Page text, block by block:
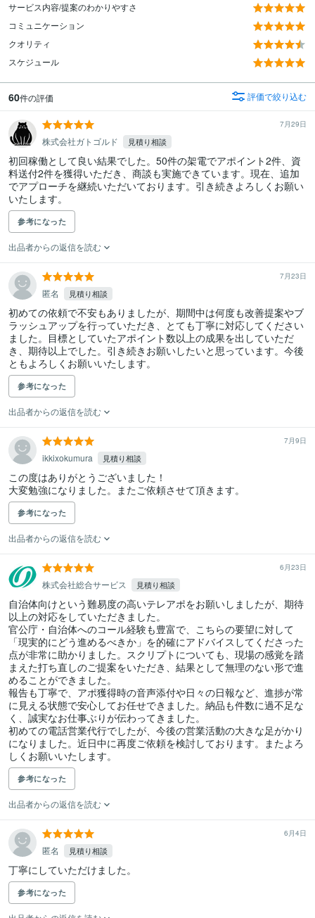
サービス内容/提案のわかりやすさ
コミュニケーション
クオリティ
スケジュール
60件の評価 評価で絞り込む
7月29日
株式会社ガトゴルド 見積り相談
初回稼働として良い結果でした。50件の架電でアポイント2件、資
料送付2件を獲得いただき、商談も実施できています。現在、追加
でアプローチを継続いただいております。引き続きよろしくお願い
いたします。
参考になった
出品者からの返信を読む
7月23日
匿名 見積り相談
初めての依頼で不安もありましたが、期間中は何度も改善提案やブ
ラッシュアップを行っていただき、とても丁寧に対応してください
ました。目標としていたアポイント数以上の成果を出していただ
き、期待以上でした。引き続きお願いしたいと思っています。今後
ともよろしくお願いいたします。
参考になった
出品者からの返信を読む
7月9日
ikkixokumura 見積り相談
この度はありがとうございました！
大変勉強になりました。またご依頼させて頂きます。
参考になった
出品者からの返信を読む
6月23日
株式会社総合サービス 見積り相談
自治体向けという難易度の高いテレアポをお願いしましたが、期待
以上の対応をしていただきました。
官公庁・自治体へのコール経験も豊富で、こちらの要望に対して
「現実的にどう進めるべきか」を的確にアドバイスしてくださった
点が非常に助かりました。スクリプトについても、現場の感覚を踏
まえた打ち直しのご提案をいただき、結果として無理のない形で進
めることができました。
報告も丁寧で、アポ獲得時の音声添付や日々の日報など、進捗が常
に見える状態で安心してお任せできました。納品も件数に過不足な
く、誠実なお仕事ぶりが伝わってきました。
初めての電話営業代行でしたが、今後の営業活動の大きな足がかり
になりました。近日中に再度ご依頼を検討しております。またよろ
しくお願いいたします。
参考になった
出品者からの返信を読む
6月4日
匿名 見積り相談
丁寧にしていただけました。
参考になった